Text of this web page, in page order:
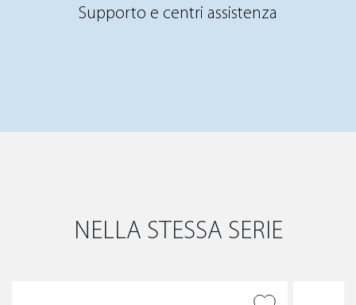
Supporto e centri assistenza
NELLA STESSA SERIE